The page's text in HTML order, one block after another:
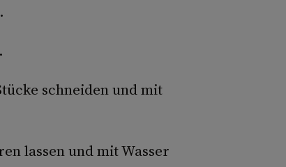
schneiden und mit
lassen und mit Wasser